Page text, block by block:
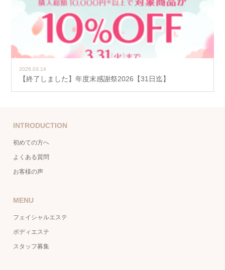
2026.03.14
【終了しました】年度末感謝祭2026【31日迄】
INTRODUCTION
初めての方へ
よくある質問
お客様の声
MENU
フェイシャルエステ
ボディエステ
スタッフ募集